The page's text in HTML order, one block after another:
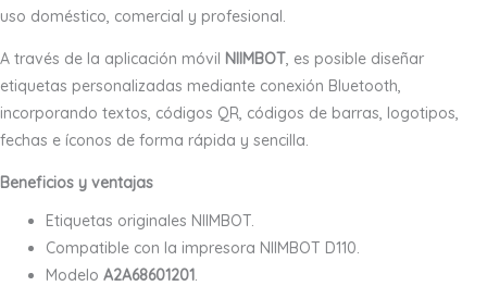
uso doméstico, comercial y profesional.
A través de la aplicación móvil NIIMBOT, es posible diseñar
etiquetas personalizadas mediante conexión Bluetooth,
incorporando textos, códigos QR, códigos de barras, logotipos,
fechas e íconos de forma rápida y sencilla.
Beneficios y ventajas
Etiquetas originales NIIMBOT.
Compatible con la impresora NIIMBOT D110.
Modelo A2A68601201.